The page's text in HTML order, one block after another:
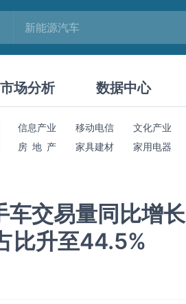
市场分析 数据中心
信息产业 移动电信 文化产业
房 地 产
家具建材 家用电器
交易量同比增
比升至44.5%